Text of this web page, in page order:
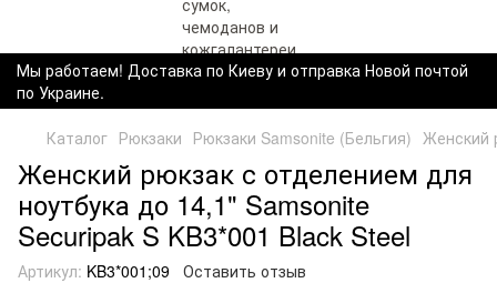
Мы работаем! Доставка по Киеву и отправка Новой почтой
по Украине.
Каталог Рюкзаки Рюкзаки Samsonite (Бельгия) Женский
Женский рюкзак с отделением для
ноутбука до 14,1" Samsonite
Securipak S KB3*001 Black Steel
Артикул: KB3*001;09 Оставить отзыв